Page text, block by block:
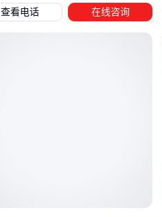
查看电话 在线咨询